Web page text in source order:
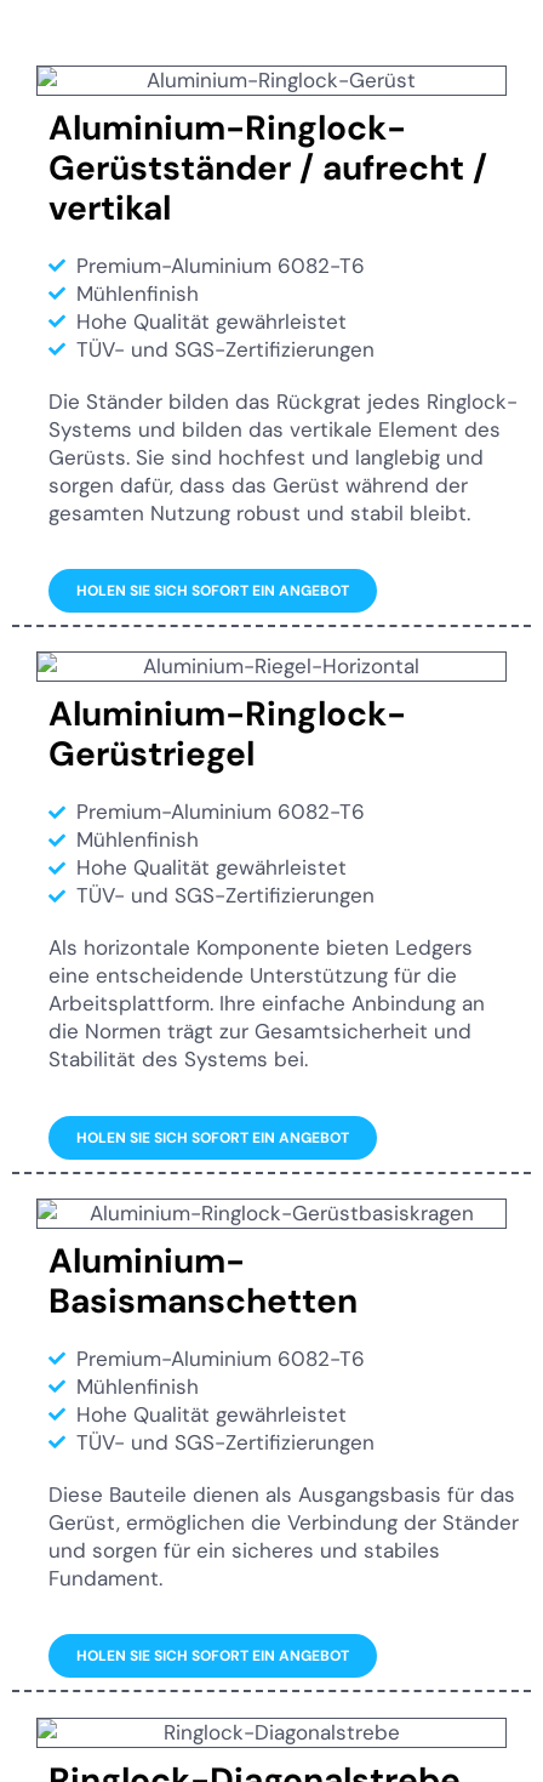
Aluminium-Ringlock-
Gerüstständer / aufrecht /
vertikal
Premium-Aluminium 6082-T6
Mühlenfinish
Hohe Qualität gewährleistet
TÜV- und SGS-Zertifizierungen
Die Ständer bilden das Rückgrat jedes Ringlock-
Systems und bilden das vertikale Element des
Gerüsts. Sie sind hochfest und langlebig und
sorgen dafür, dass das Gerüst während der
gesamten Nutzung robust und stabil bleibt.
HOLEN SIE SICH SOFORT EIN ANGEBOT
Aluminium-Ringlock-
Gerüstriegel
Premium-Aluminium 6082-T6
Mühlenfinish
Hohe Qualität gewährleistet
TÜV- und SGS-Zertifizierungen
Als horizontale Komponente bieten Ledgers
eine entscheidende Unterstützung für die
Arbeitsplattform. Ihre einfache Anbindung an
die Normen trägt zur Gesamtsicherheit und
Stabilität des Systems bei.
HOLEN SIE SICH SOFORT EIN ANGEBOT
Aluminium-
Basismanschetten
Premium-Aluminium 6082-T6
Mühlenfinish
Hohe Qualität gewährleistet
TÜV- und SGS-Zertifizierungen
Diese Bauteile dienen als Ausgangsbasis für das
Gerüst, ermöglichen die Verbindung der Ständer
und sorgen für ein sicheres und stabiles
Fundament.
HOLEN SIE SICH SOFORT EIN ANGEBOT